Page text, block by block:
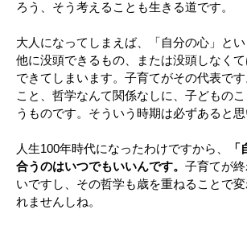
ろう、そう考えることも生きる道です。
大人になってしまえば、「自分の心」と
他に没頭できるもの、または没頭しなく
できてしまいます。子育てがその代表で
こと、哲学なんて関係なしに、子どもの
うものです。そういう時期は必ずあると思
人生100年時代になったわけですから、
合うのはいつでもいいんです。 子育てが
いですし、その哲学も歳を重ねることで
れませんしね。